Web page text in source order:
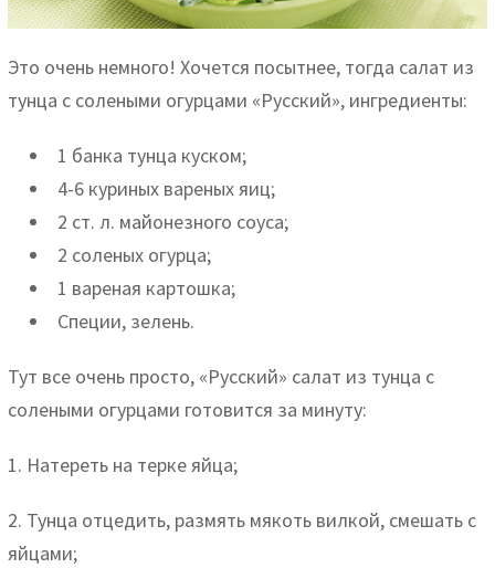
Это очень немного! Хочется посытнее, тогда салат из
тунца с солеными огурцами «Русский», ингредиенты:
1 банка тунца куском;
4-6 куриных вареных яиц;
2 ст. л. майонезного соуса;
2 соленых огурца;
1 вареная картошка;
Специи, зелень.
Тут все очень просто, «Русский» салат из тунца с
солеными огурцами готовится за минуту:
1. Натереть на терке яйца;
2. Тунца отцедить, размять мякоть вилкой, смешать с
яйцами;